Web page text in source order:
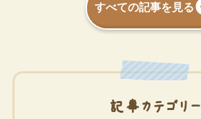
すべての記事を見る
記事カテゴリー